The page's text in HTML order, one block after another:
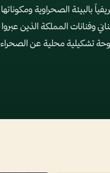
بالبيئة الصحراوية
وفنانات المملكة الذين